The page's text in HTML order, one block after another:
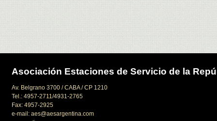
Asociación Estaciones de Servicio de la
Av. Belgrano 3700 / CABA / CP 1210
Tel.: 4957-2711/4931-2765
Fax: 4957-2925
e-mail: aes@aesargentina.com